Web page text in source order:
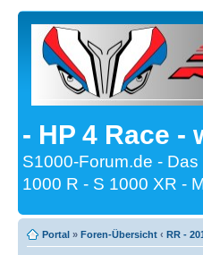
- HP 4 Race -
S1000-Forum.de -
1000 R - S 1000 XR -
Portal » Foren-Übersicht ‹ RR -